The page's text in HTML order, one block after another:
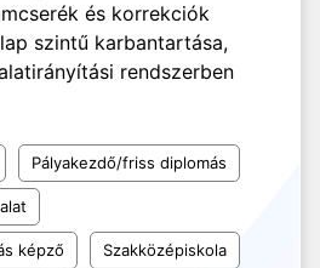
és korrekciók
szintű karbantartása,
rendszerben
Pályakezdő/friss diplomás
képző Szakközépiskola